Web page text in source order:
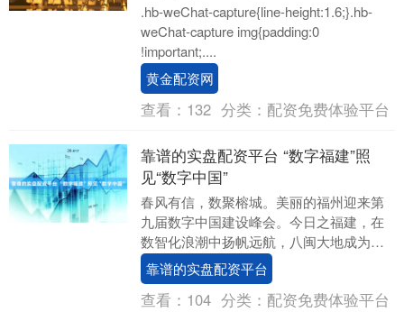
.hb-weChat-capture{line-height:1.6;}.hb-
weChat-capture img{padding:0
!important;....
黄金配资网
查看： 132 分类： 配资免费体验平台
靠谱的实盘配资平台 “数字福建”照
见“数字中国”
春风有信，数聚榕城。美丽的福州迎来第
九届数字中国建设峰会。今日之福建，在
数智化浪潮中扬帆远航，八闽大地成为数
字中国的创新高地。 “2000年我在福建工作
时，作出....
靠谱的实盘配资平台
查看： 104 分类： 配资免费体验平台